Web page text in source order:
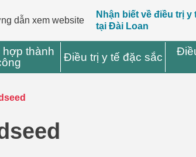
dẫn xem website
Nhận biết về điều trị y
tại Đài Loan
thành
Điều trị y tế đặc sắc